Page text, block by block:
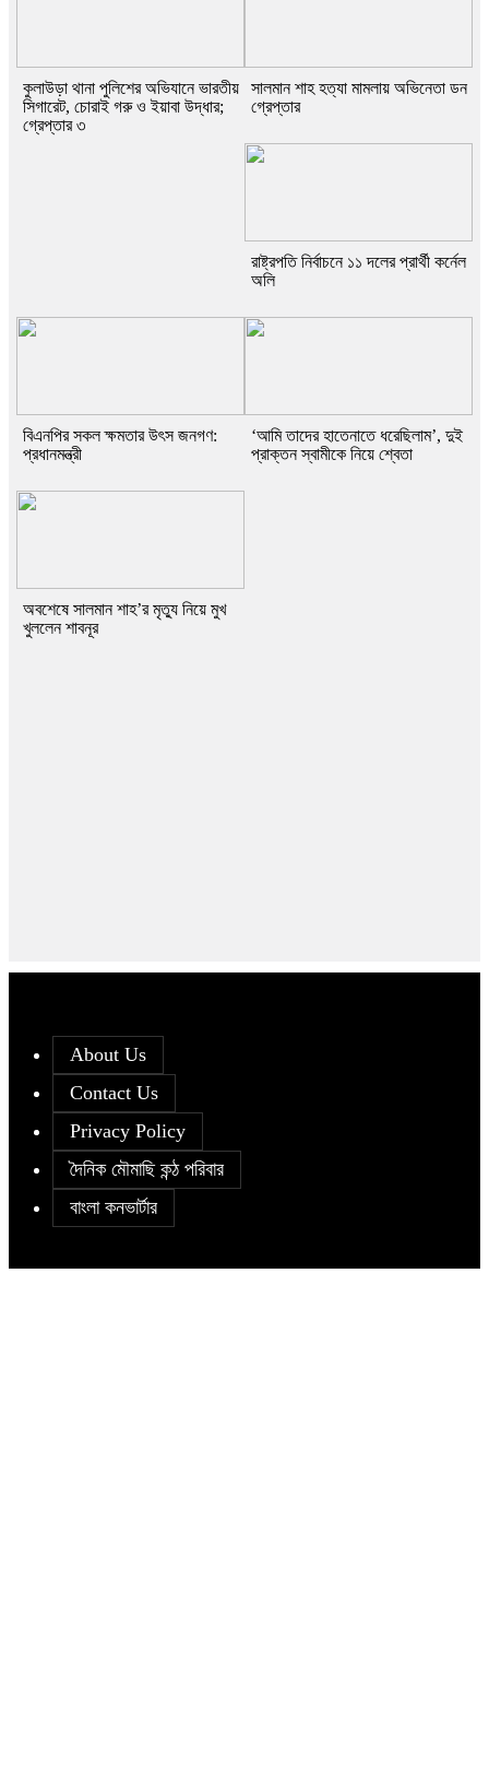
কুলাউড়া থানা পুলিশের অভিযানে ভারতীয়
সিগারেট, চোরাই গরু ও ইয়াবা উদ্ধার;
গ্রেপ্তার ৩
সালমান শাহ হত্যা মামলায় অভিনেতা ডন
গ্রেপ্তার
রাষ্ট্রপতি নির্বাচনে ১১ দলের প্রার্থী কর্নেল
অলি
বিএনপির সকল ক্ষমতার উৎস জনগণ:
প্রধানমন্ত্রী
‘আমি তাদের হাতেনাতে ধরেছিলাম’, দুই
প্রাক্তন স্বামীকে নিয়ে শ্বেতা
অবশেষে সালমান শাহ’র মৃত্যু নিয়ে মুখ
খুললেন শাবনূর
About Us
Contact Us
Privacy Policy
দৈনিক মৌমাছি কন্ঠ পরিবার
বাংলা কনভার্টার